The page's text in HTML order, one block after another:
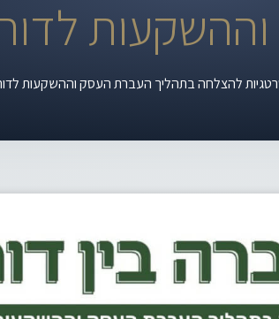
להצלחה בתהליך העברת העסק וההשקעות